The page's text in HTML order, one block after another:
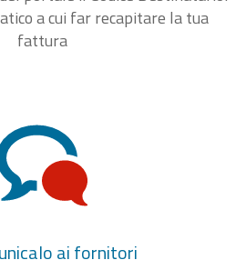
a cui far recapitare la tua
fattura
ai fornitori